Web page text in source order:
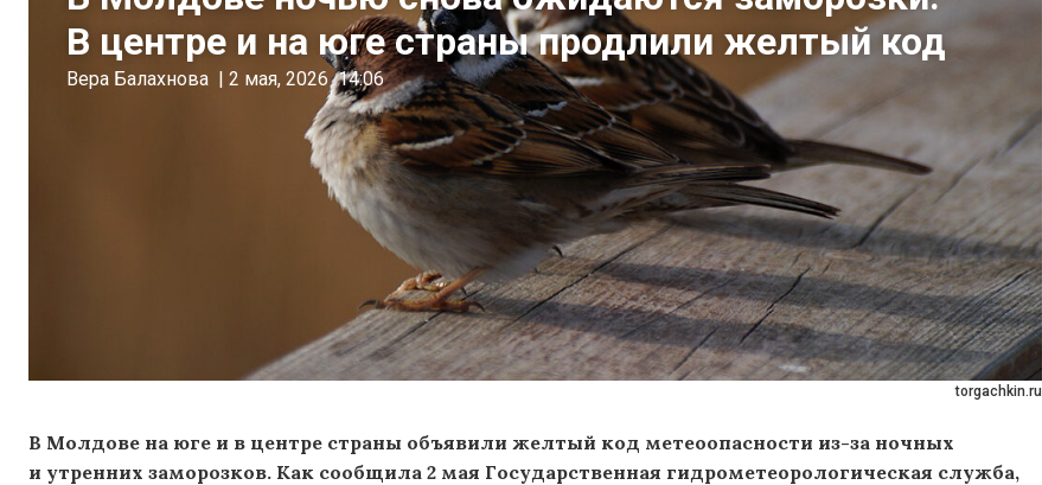
torgachkin.ru
В центре и на юге страны продлили желтый код
Вера Балахнова | 2 мая, 2026 14:06
В Молдове на юге и в центре страны объявили желтый код метеоопасности из-за ночных
и утренних заморозков. Как сообщила 2 мая Государственная гидрометеорологическая служба,